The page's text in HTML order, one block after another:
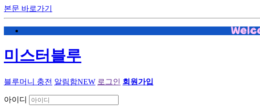
본문 바로가기
미스터블루
블루머니 충전 알림함NEW 로그인 회원가입
아이디